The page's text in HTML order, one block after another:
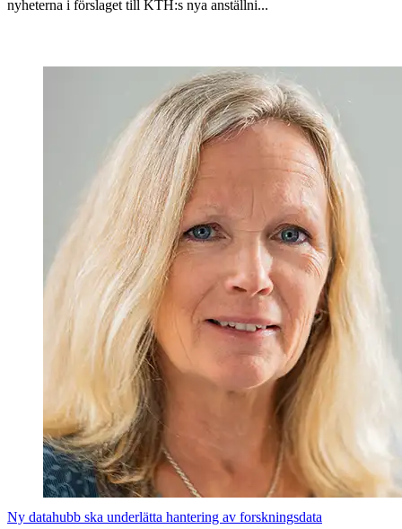
nyheterna i förslaget till KTH:s nya anställni...
Ny datahubb ska underlätta hantering av forskningsdata